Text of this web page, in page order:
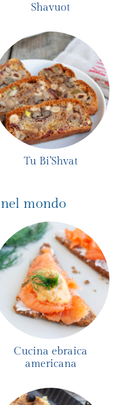
Shavuot
Tu Bi’Shvat
mondo
Cucina ebraica
americana